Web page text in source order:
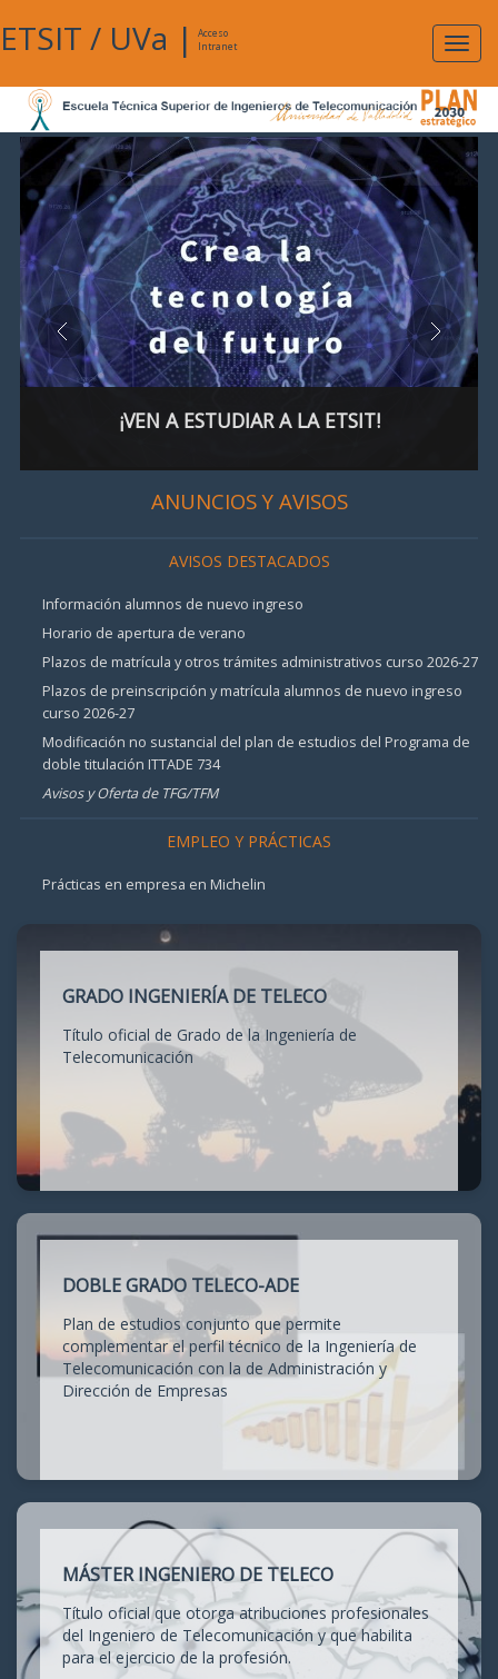
ETSIT / UVa |
Acceso
Intranet
¡VEN A ESTUDIAR A LA ETSIT!
ANUNCIOS Y AVISOS
AVISOS DESTACADOS
Información alumnos de nuevo ingreso
Horario de apertura de verano
Plazos de matrícula y otros trámites administrativos curso 2026-27
Plazos de preinscripción y matrícula alumnos de nuevo ingreso
curso 2026-27
Modificación no sustancial del plan de estudios del Programa de
doble titulación ITTADE 734
Avisos y Oferta de TFG/TFM
EMPLEO Y PRÁCTICAS
Prácticas en empresa en Michelin
GRADO INGENIERÍA DE TELECO
Título oficial de Grado de la Ingeniería de
Telecomunicación
DOBLE GRADO TELECO-ADE
Plan de estudios conjunto que permite
complementar el perfil técnico de la Ingeniería de
Telecomunicación con la de Administración y
Dirección de Empresas
MÁSTER INGENIERO DE TELECO
Título oficial que otorga atribuciones profesionales
del Ingeniero de Telecomunicación y que habilita
para el ejercicio de la profesión.